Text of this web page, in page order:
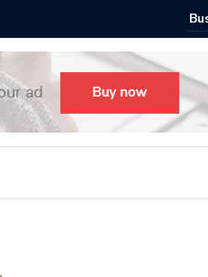
Todo listo para el Festival Desfile